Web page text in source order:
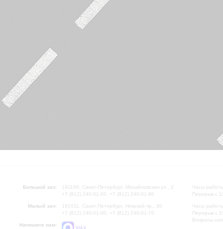
Большой зал:
191186, Санкт-Петербург, Михайловская ул., 2
+7 (812) 240-01-00, +7 (812) 240-01-80
Малый зал:
191011, Санкт-Петербург, Невский пр., 30
+7 (812) 240-01-00, +7 (812) 240-01-70
Напишите нам:
MAX
Часы
Перерыв с
Часы
Перерыв с
Вопросы